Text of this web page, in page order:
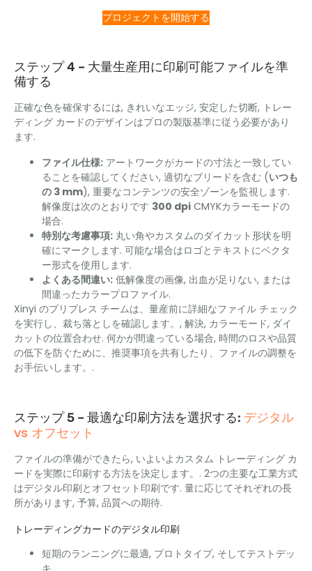
プロジェクトを開始する
ステップ 4 – 大量生産用に印刷可能ファイルを準
備する
正確な色を確保するには, きれいなエッジ, 安定した切断, トレー
ディング カードのデザインはプロの製版基準に従う必要があり
ます.
ファイル仕様: アートワークがカードの寸法と一致してい
ることを確認してください, 適切なブリードを含む (いつも
の 3 mm), 重要なコンテンツの安全ゾーンを監視します.
解像度は次のとおりです 300 dpi CMYKカラーモードの
場合.
特別な考慮事項: 丸い角やカスタムのダイカット形状を明
確にマークします. 可能な場合はロゴとテキストにベクタ
ー形式を使用します.
よくある間違い: 低解像度の画像, 出血が足りない, または
間違ったカラープロファイル.
Xinyi のプリプレス チームは、量産前に詳細なファイル チェック
を実行し、裁ち落としを確認します。, 解決, カラーモード, ダイ
カットの位置合わせ. 何かが間違っている場合, 時間のロスや品質
の低下を防ぐために、推奨事項を共有したり、ファイルの調整を
お手伝いします。.
ステップ 5 – 最適な印刷方法を選択する: デジタル
vs オフセット
ファイルの準備ができたら, いよいよカスタム トレーディング カ
ードを実際に印刷する方法を決定します。. 2つの主要な工業方式
はデジタル印刷とオフセット印刷です. 量に応じてそれぞれの長
所があります, 予算, 品質への期待.
トレーディングカードのデジタル印刷
短期のランニングに最適, プロトタイプ, そしてテストデッ